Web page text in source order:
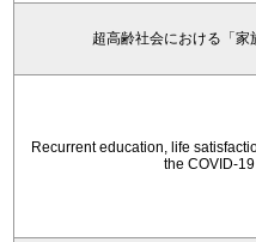
超高齢社会における「
Recurrent education, life
the COVID-